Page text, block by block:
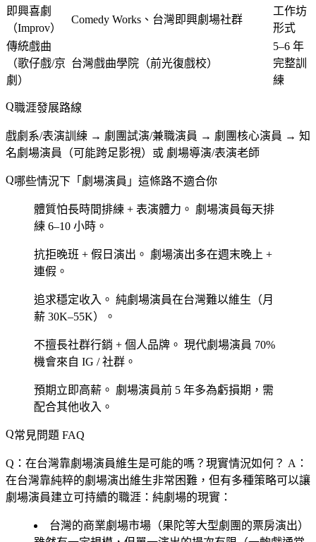
即興喜劇
（Improv）
Comedy Works、台灣即興劇場社群
工作坊
形式
傳統戲曲
（歌仔戲/京
劇）
台灣戲曲學院（前光復戲校）
5–6 年
完整訓
練
職涯發展路線
戲劇系/表演訓練 → 劇團試演/兼職演員 → 劇團核心演員 → 知
名劇場演員（可能跨足影視）或 劇場導演/表演老師
哪些情況下「劇場演員」這條路不適合你
體質怕長時間排練 + 表演體力。 劇場演員每天排
練 6–10 小時。
抗拒晚班 + 假日演出。 劇場演出多在週末晚上 +
連假。
追求穩定收入。 純劇場演員在台灣難以維生（月
薪 30K–55K）。
不擅長社群行銷 + 個人品牌。 現代劇場演員 70%
機會來自 IG / 社群。
預期立即高薪。 劇場演員前 5 年多為虧損期，需
配合其他收入。
常見問題 FAQ
Q：在台灣靠劇場演員維生是可能的嗎？現實情況如何？ A：
在台灣靠純粹的劇場演出維生非常困難，但有多種策略可以讓
劇場演員建立可持續的職涯：純劇場的現實：
台灣的商業劇場市場（果陀等大型劇團的票房演出）